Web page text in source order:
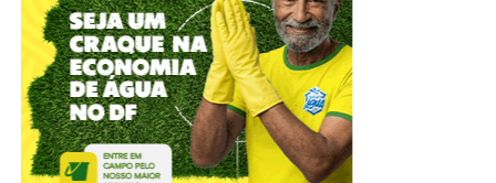
no aperfeiçoamento das práticas jurídico-administrativas.
ADVERTISEMENT